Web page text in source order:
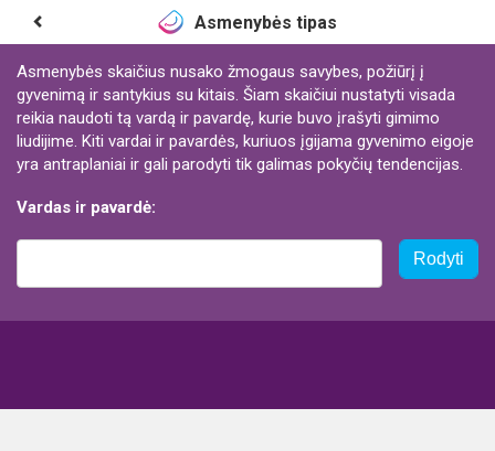
Asmenybės tipas
Asmenybės skaičius nusako žmogaus savybes, požiūrį į
gyvenimą ir santykius su kitais. Šiam skaičiui nustatyti visada
reikia naudoti tą vardą ir pavardę, kurie buvo įrašyti gimimo
liudijime. Kiti vardai ir pavardės, kuriuos įgijama gyvenimo eigoje
yra antraplaniai ir gali parodyti tik galimas pokyčių tendencijas.
Vardas ir pavardė:
Rodyti